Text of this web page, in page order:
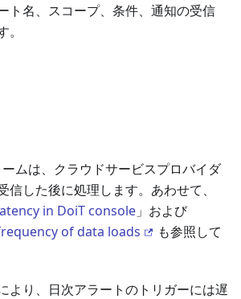
ト名、スコープ、条件、通知の受信
ムは、クラウドサービスプロバイダ
信した後に処理します。あわせて、
in DoiT console 」および
of data loads
も参照して
より、日次アラートのトリガーには遅